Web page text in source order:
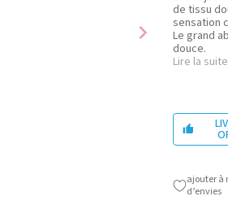
chevron_right
de tissu
sensation
Le grand
douce.
Lire la suite

ajouter à
d’envies